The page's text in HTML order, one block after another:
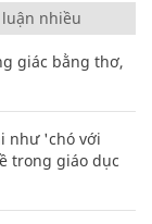
nhiều
giác bằng thơ,
như 'chó với
trong giáo dục